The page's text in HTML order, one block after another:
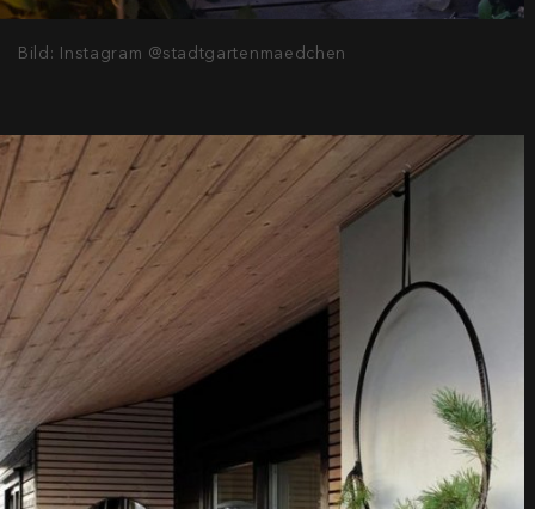
Bild: Instagram @stadtgartenmaedchen